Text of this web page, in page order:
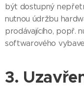
být dostupný
nutnou údržbu
prodávajícího, popř.
softwarového
3.